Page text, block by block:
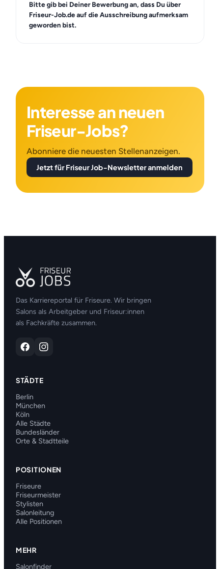
Bitte gib bei Deiner Bewerbung an, dass Du über
Friseur-Job.de auf die Ausschreibung aufmerksam
geworden bist.
Interesse an neuen
Friseur-Jobs?
Abonniere die neuesten Stellenanzeigen.
Jetzt für Friseur Job-Newsletter anmelden
Das Karriereportal für Friseure. Wir bringen
Salons als Arbeitgeber und Friseur:innen
als Fachkräfte zusammen.
STÄDTE
Berlin
München
Köln
Alle Städte
Bundesländer
Orte & Stadtteile
POSITIONEN
Friseure
Friseurmeister
Stylisten
Salonleitung
Alle Positionen
MEHR
Salonfinder